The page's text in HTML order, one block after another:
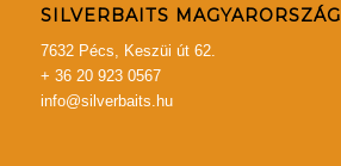
SILVERBAITS MAGYARORSZÁG
7632 Pécs, Keszüi út 62.
+ 36 20 923 0567
info@silverbaits.hu